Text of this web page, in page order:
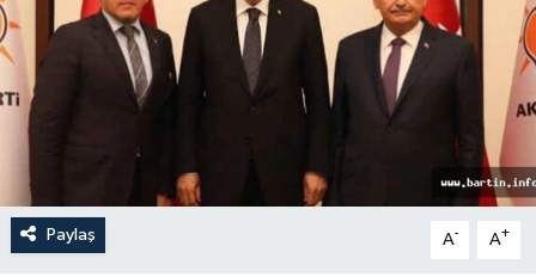
Paylaş A- A+
Siyaset
Turizm